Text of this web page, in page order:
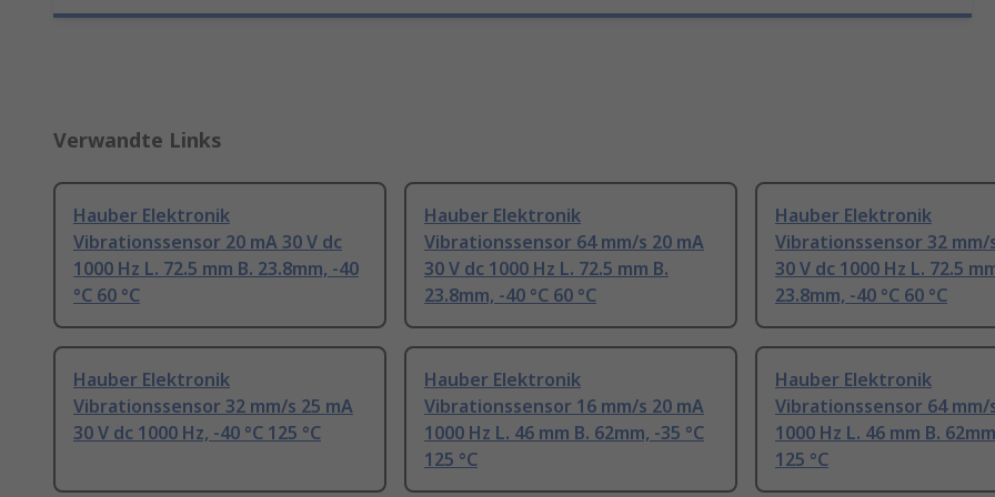
Verwandte Links
Hauber Elektronik
Vibrationssensor 20 mA 30 V dc
1000 Hz L. 72.5 mm B. 23.8mm, -40
°C 60 °C
Hauber Elektronik
Vibrationssensor 64 mm/s 20 mA
30 V dc 1000 Hz L. 72.5 mm B.
23.8mm, -40 °C 60 °C
Hauber Elektronik
Vibrationssensor 32 mm/
30 V dc 1000 Hz L. 72.5
23.8mm, -40 °C 60 °C
Hauber Elektronik
Vibrationssensor 32 mm/s 25 mA
30 V dc 1000 Hz, -40 °C 125 °C
Hauber Elektronik
Vibrationssensor 16 mm/s 20 mA
1000 Hz L. 46 mm B. 62mm, -35 °C
125 °C
Hauber Elektronik
Vibrationssensor 64 mm/
1000 Hz L. 46 mm B.
125 °C